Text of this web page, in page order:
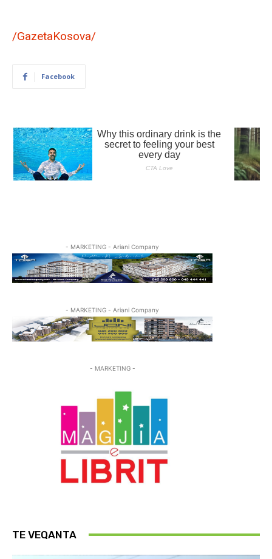
/GazetaKosova/
Facebook
- MARKETING - Ariani Company
- MARKETING - Ariani Company
- MARKETING -
TE VEQANTA